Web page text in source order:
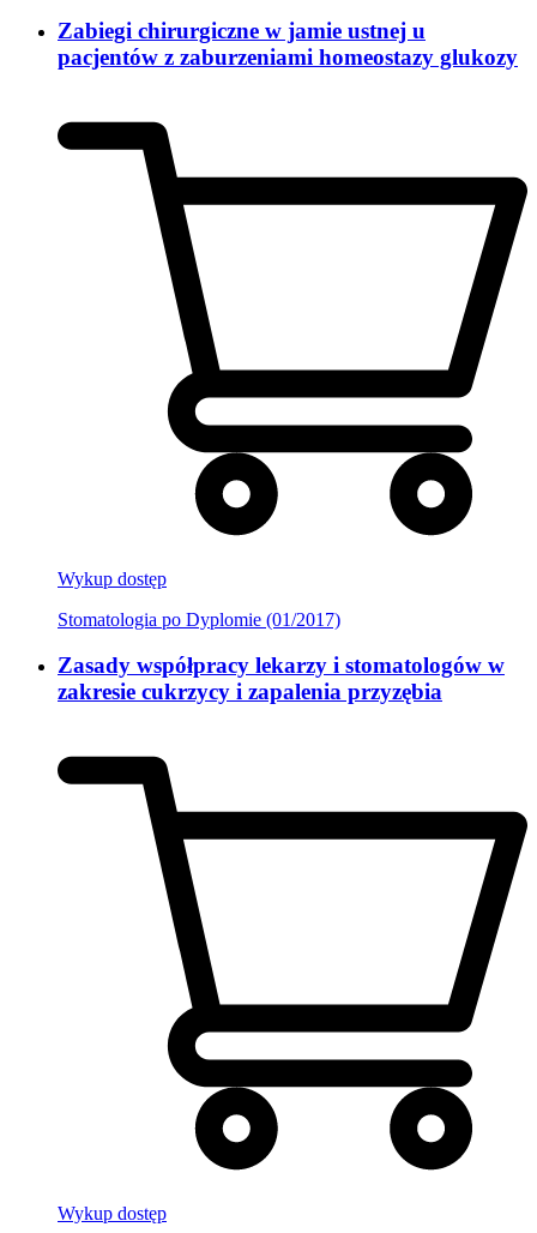
Zabiegi chirurgiczne w jamie ustnej u
pacjentów z zaburzeniami homeostazy glukozy
Wykup dostęp
Stomatologia po Dyplomie (01/2017)
Zasady współpracy lekarzy i stomatologów w
zakresie cukrzycy i zapalenia przyzębia
Wykup dostęp